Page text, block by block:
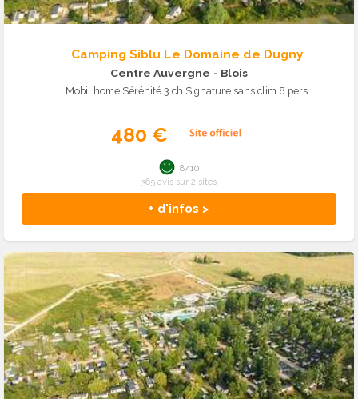
Camping Siblu Le Domaine de Dugny
Centre Auvergne - Blois
Mobil home Sérénité 3 ch Signature sans clim 8 pers.
480 €
+ d'infos >
8/10
365 avis sur 2 sites